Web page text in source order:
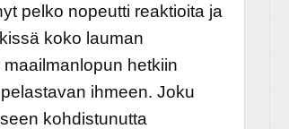
pelko nopeutti reaktioita ja
koko lauman
hetkiin
ihmeen. Joku
kohdistunutta